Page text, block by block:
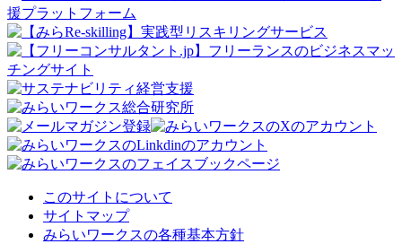
このサイトについて
サイトマップ
みらいワークスの各種基本方針